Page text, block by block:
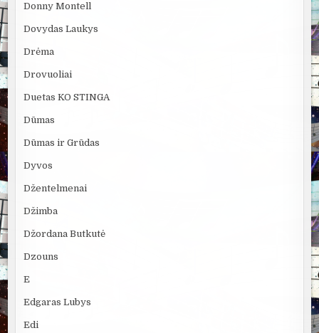
Donny Montell
Dovydas Laukys
Drėma
Drovuoliai
Duetas KO STINGA
Dūmas
Dūmas ir Grūdas
Dyvos
Džentelmenai
Džimba
Džordana Butkutė
Dzouns
E
Edgaras Lubys
Edi